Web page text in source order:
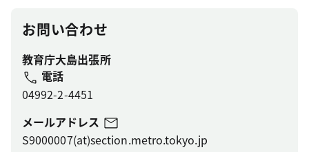
お問い合わせ
教育庁大島出張所
電話
04992-2-4451
メールアドレス
S9000007(at)section.metro.tokyo.jp